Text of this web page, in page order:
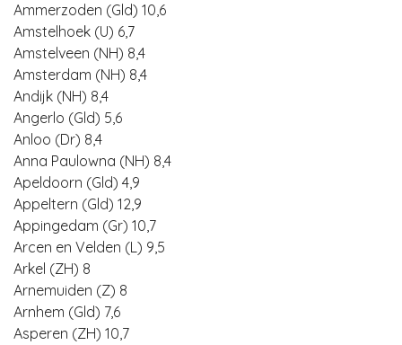
Ammerzoden (Gld) 10,6
Amstelhoek (U) 6,7
Amstelveen (NH) 8,4
Amsterdam (NH) 8,4
Andijk (NH) 8,4
Angerlo (Gld) 5,6
Anloo (Dr) 8,4
Anna Paulowna (NH) 8,4
Apeldoorn (Gld) 4,9
Appeltern (Gld) 12,9
Appingedam (Gr) 10,7
Arcen en Velden (L) 9,5
Arkel (ZH) 8
Arnemuiden (Z) 8
Arnhem (Gld) 7,6
Asperen (ZH) 10,7